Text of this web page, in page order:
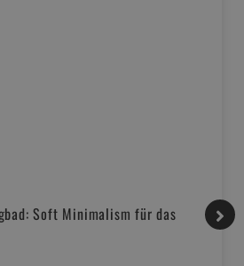
Soft Minimalism für das